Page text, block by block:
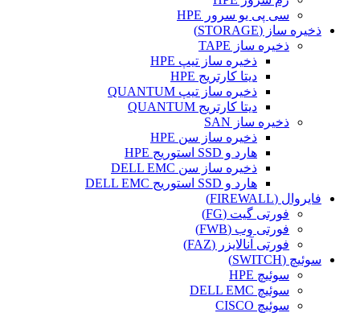
سی پی یو سرور HPE
ذخیره ساز (STORAGE)
ذخیره ساز TAPE
ذخیره ساز تیپ HPE
دیتا کارتریج HPE
ذخیره ساز تیپ QUANTUM
دیتا کارتریج QUANTUM
ذخیره ساز SAN
ذخیره ساز سن HPE
هارد و SSD استوریج HPE
ذخیره ساز سن DELL EMC
هارد و SSD استوریج DELL EMC
فایروال (FIREWALL)
فورتی گیت (FG)
فورتی وب (FWB)
فورتی آنالایزر (FAZ)
سوئیچ (SWITCH)
سوئیچ HPE
سوئیچ DELL EMC
سوئیچ CISCO